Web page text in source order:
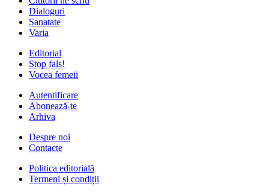
Dialoguri
Sanatate
Varia
Editorial
Stop fals!
Vocea femeii
Autentificare
Abonează-te
Arhiva
Despre noi
Contacte
Politica editorială
Termeni și condiții